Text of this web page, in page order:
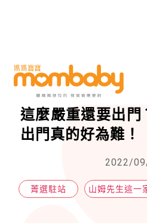
HOME 專欄 名人部落客
「老是待在家會悶
這麼嚴重還要出門
出門真的好為難！
2022/
菁選駐站 山姆先生這一